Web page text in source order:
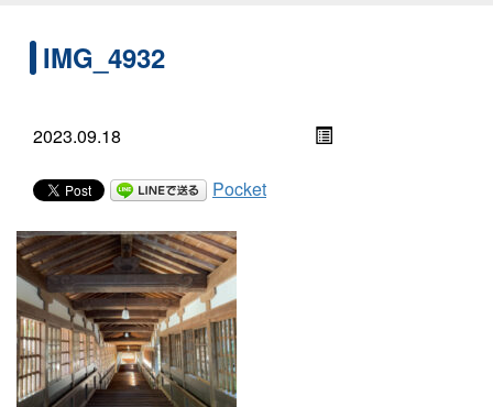
IMG_4932
2023.09.18
Pocket